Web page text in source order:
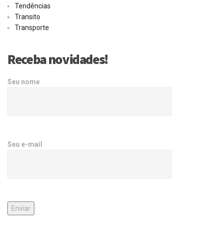
Tendências
Transito
Transporte
Receba novidades!
Seu nome
Seu e-mail